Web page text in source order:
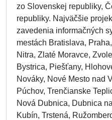
zo Slovenskej republiky,
republiky. Najväčšie
zavedenia informačných
mestách Bratislava,
Nitra, Zlaté Moravce,
Bystrica, Piešťany,
Nováky, Nové Mesto nad
Púchov, Trenčianske
Nová Dubnica, Dubnica
Kubín, Trstená,